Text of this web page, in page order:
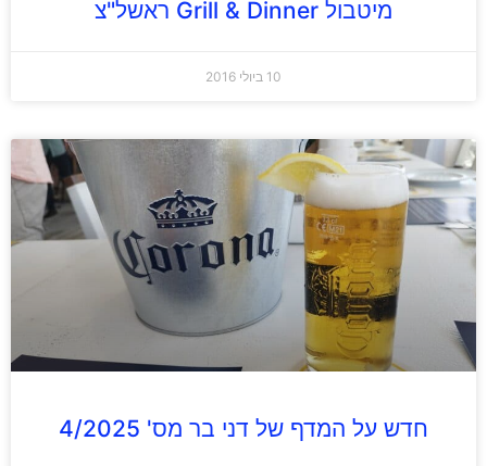
מיטבול Grill & Dinner ראשל"צ
10 ביולי 2016
חדש על המדף של דני בר מס' 4/2025